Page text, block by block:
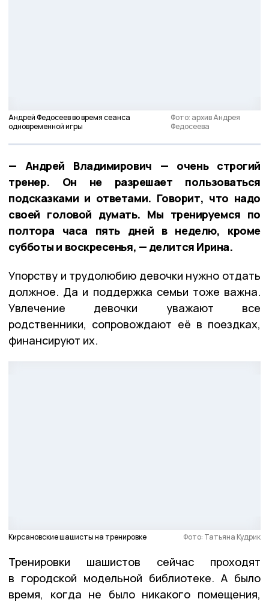
Андрей Федосеев во время сеанса
одновременной игры
Фото: архив Андрея
Федосеева
— Андрей Владимирович — очень строгий
тренер. Он не разрешает пользоваться
подсказками и ответами. Говорит, что надо
своей головой думать. Мы тренируемся по
полтора часа пять дней в неделю, кроме
субботы и воскресенья, — делится Ирина.
Упорству и трудолюбию девочки нужно отдать
должное. Да и поддержка семьи тоже важна.
Увлечение девочки уважают все
родственники, сопровождают её в поездках,
финансируют их.
Кирсановские шашисты на тренировке Фото: Татьяна Кудрик
Тренировки шашистов сейчас проходят
в городской модельной библиотеке. А было
время, когда не было никакого помещения,